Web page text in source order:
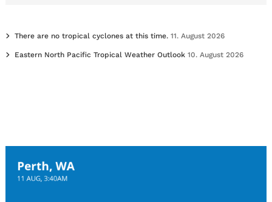
There are no tropical cyclones at this time. 11. August 2026
Eastern North Pacific Tropical Weather Outlook 10. August 2026